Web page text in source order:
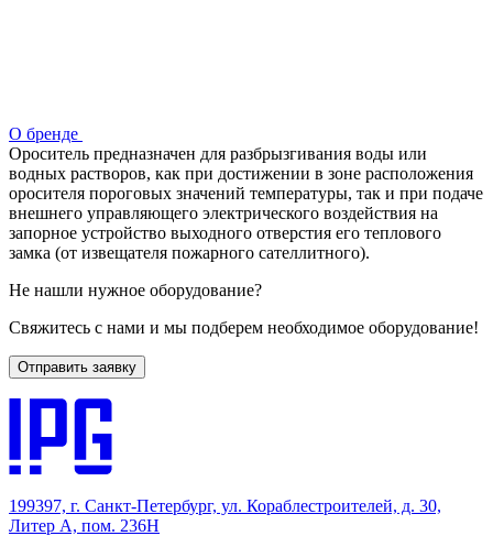
О бренде
Ороситель предназначен для разбрызгивания воды или
водных растворов, как при достижении в зоне расположения
оросителя пороговых значений температуры, так и при подаче
внешнего управляющего электрического воздействия на
запорное устройство выходного отверстия его теплового
замка (от извещателя пожарного сателлитного).
Не нашли нужное оборудование?
Свяжитесь с нами и мы подберем необходимое оборудование!
Отправить заявку
199397, г. Санкт-Петербург, ул. Кораблестроителей, д. 30,
Литер А, пом. 236Н